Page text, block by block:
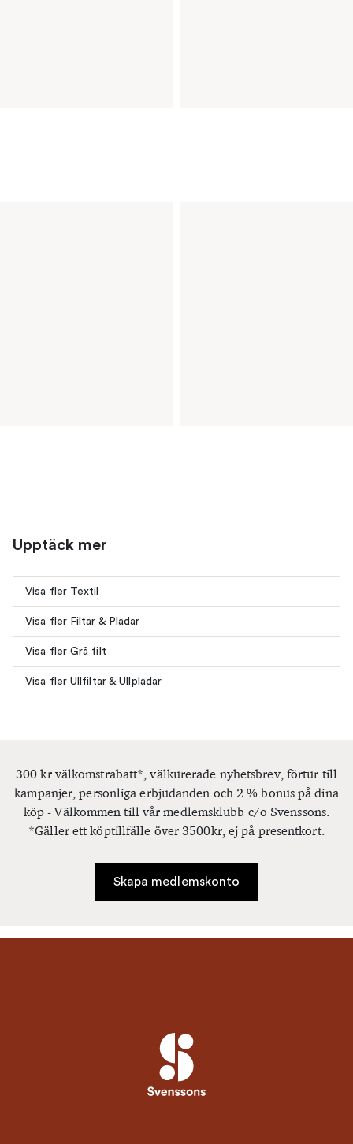
Upptäck mer
Visa fler Textil
Visa fler Filtar & Plädar
Visa fler Grå filt
Visa fler Ullfiltar & Ullplädar
300 kr välkomstrabatt*, välkurerade nyhetsbrev, förtur till
kampanjer, personliga erbjudanden och 2 % bonus på dina
köp - Välkommen till vår medlemsklubb c/o Svenssons.
*Gäller ett köptillfälle över 3500kr, ej på presentkort.
Skapa medlemskonto